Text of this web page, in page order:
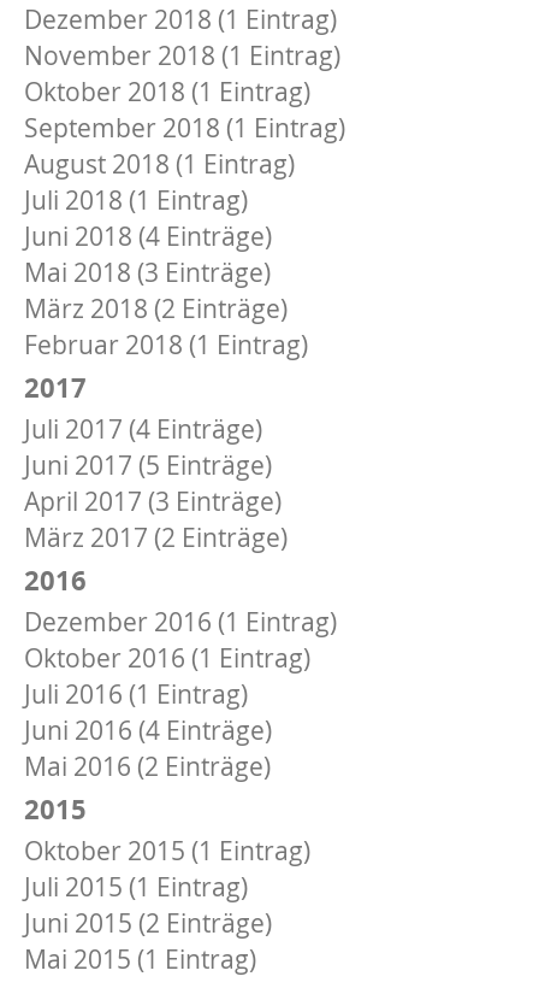
Dezember 2018 (1 Eintrag)
November 2018 (1 Eintrag)
Oktober 2018 (1 Eintrag)
September 2018 (1 Eintrag)
August 2018 (1 Eintrag)
Juli 2018 (1 Eintrag)
Juni 2018 (4 Einträge)
Mai 2018 (3 Einträge)
März 2018 (2 Einträge)
Februar 2018 (1 Eintrag)
2017
Juli 2017 (4 Einträge)
Juni 2017 (5 Einträge)
April 2017 (3 Einträge)
März 2017 (2 Einträge)
2016
Dezember 2016 (1 Eintrag)
Oktober 2016 (1 Eintrag)
Juli 2016 (1 Eintrag)
Juni 2016 (4 Einträge)
Mai 2016 (2 Einträge)
2015
Oktober 2015 (1 Eintrag)
Juli 2015 (1 Eintrag)
Juni 2015 (2 Einträge)
Mai 2015 (1 Eintrag)